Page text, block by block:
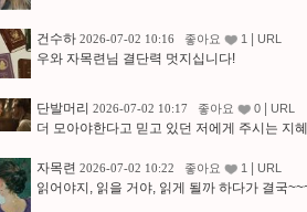
건수하 2026-07-02 10:16 좋아요 1 URL
우와 자목련님 결단력 멋지십니다!
단발머리 2026-07-02 10:17 좋아요 0 URL
더 모아야한다고 믿고 있던 저에게 주시는 지
자목련 2026-07-02 10:22 좋아요 1 URL
읽어야지, 읽을 거야, 읽게 될까 하다가 결국